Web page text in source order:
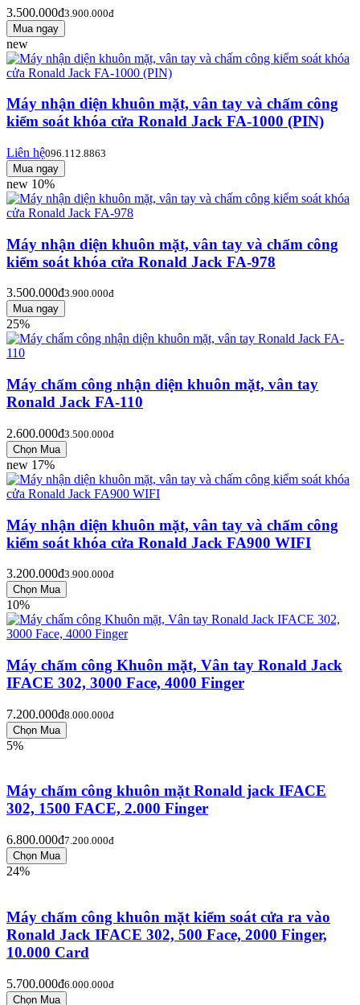
3.500.000đ3.900.000đ
new
Máy nhận diện khuôn mặt, vân tay và chấm công
kiểm soát khóa cửa Ronald Jack FA-1000 (PIN)
Liên hệ096.112.8863
new 10%
Máy nhận diện khuôn mặt, vân tay và chấm công
kiểm soát khóa cửa Ronald Jack FA-978
3.500.000đ3.900.000đ
25%
Máy chấm công nhận diện khuôn mặt, vân tay
Ronald Jack FA-110
2.600.000đ3.500.000đ
new 17%
Máy nhận diện khuôn mặt, vân tay và chấm công
kiểm soát khóa cửa Ronald Jack FA900 WIFI
3.200.000đ3.900.000đ
10%
Máy chấm công Khuôn mặt, Vân tay Ronald Jack
IFACE 302, 3000 Face, 4000 Finger
7.200.000đ8.000.000đ
5%
Máy chấm công khuôn mặt Ronald jack IFACE
302, 1500 FACE, 2.000 Finger
6.800.000đ7.200.000đ
24%
Máy chấm công khuôn mặt kiểm soát cửa ra vào
Ronald Jack IFACE 302, 500 Face, 2000 Finger,
10.000 Card
5.700.000đ6.000.000đ